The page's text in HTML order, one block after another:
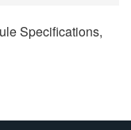
Specifications,